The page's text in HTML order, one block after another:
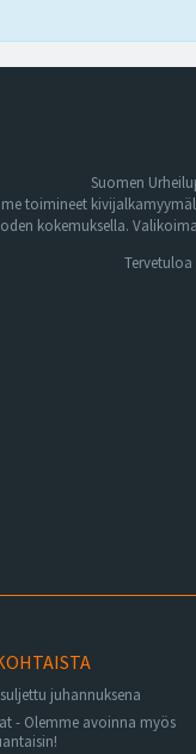
Suomen
toimineet
kokemuksella.
juhannuksena
- Olemme avoinna myös